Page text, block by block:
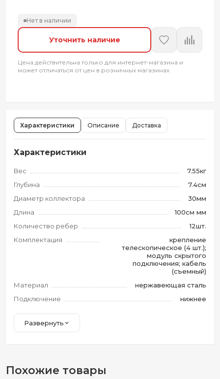
Нет в наличии
Уточнить наличие
Цена действительна только для интернет-магазина и
может отличаться от цен в розничных магазинах
Характеристики Описание Доставка
Характеристики
Вес
7.55кг
Глубина
7.4см
Диаметр коллектора
30мм
Длина
100см мм
Количество ребер
12шт.
Комплектация
крепление
телескопическое (4 шт.);
модуль скрытого
подключения; кабель
(съемный)
Материал
нержавеющая сталь
Подключение
нижнее
Развернуть
Похожие товары